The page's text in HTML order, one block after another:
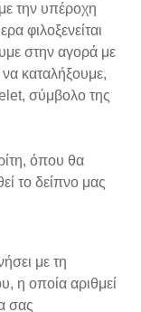
την υπέροχη
φιλοξενείται
στην αγορά με
καταλήξουμε,
σύμβολο της
όπου θα
το δείπνο μας
με τη
η οποία αριθμεί
σας